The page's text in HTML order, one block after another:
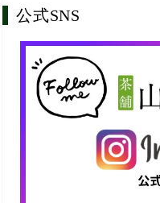
公式SNS